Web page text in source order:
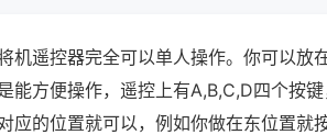
机遥控器完全可以单人操作。你可以放
能方便操作，遥控上有A,B,C,D四个按
应的位置就可以，例如你做在东位置就